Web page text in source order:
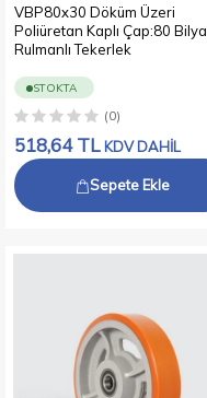
VBP80x30 Döküm Üzeri
Poliüretan Kaplı Çap:80 Bilya
Rulmanlı Tekerlek
STOKTA
(0)
518,64TL KDV DAHİL
Sepete Ekle